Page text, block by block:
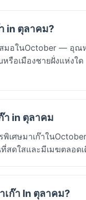
in ตุลาคม?
สมอในOctober — อุ
รือเมืองชายฝั่งแห่ง
า in ตุลาคม
เศษมาเก๊าใน
สดใสและมีเมฆตลอ
เก๊า In ตุลาคม?